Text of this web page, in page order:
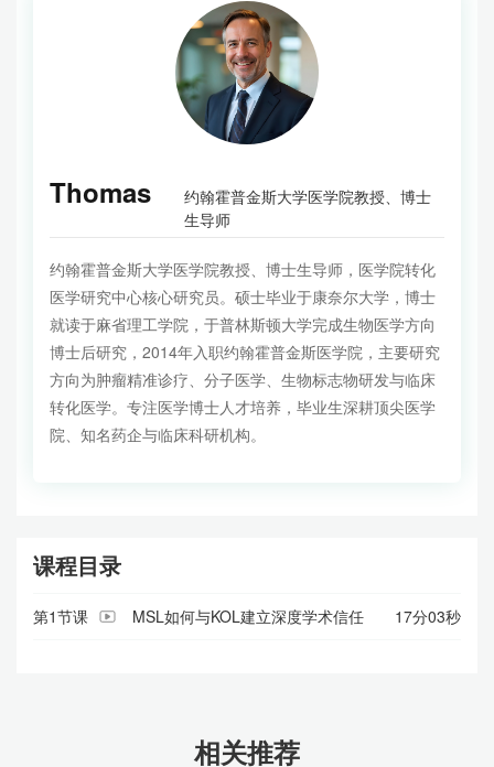
Thomas
约翰霍普金斯大学医学院教授、博士
生导师
约翰霍普金斯大学医学院教授、博士生导师，医学院转化
医学研究中心核心研究员。硕士毕业于康奈尔大学，博士
就读于麻省理工学院，于普林斯顿大学完成生物医学方向
博士后研究，2014年入职约翰霍普金斯医学院，主要研究
方向为肿瘤精准诊疗、分子医学、生物标志物研发与临床
转化医学。专注医学博士人才培养，毕业生深耕顶尖医学
院、知名药企与临床科研机构。
课程目录
第1节课 MSL如何与KOL建立深度学术信任 17分03秒
相关推荐